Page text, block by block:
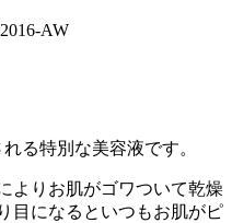
AW
る特別な美容液です。
よりお肌がゴワついて乾燥
目になるといつもお肌がピ